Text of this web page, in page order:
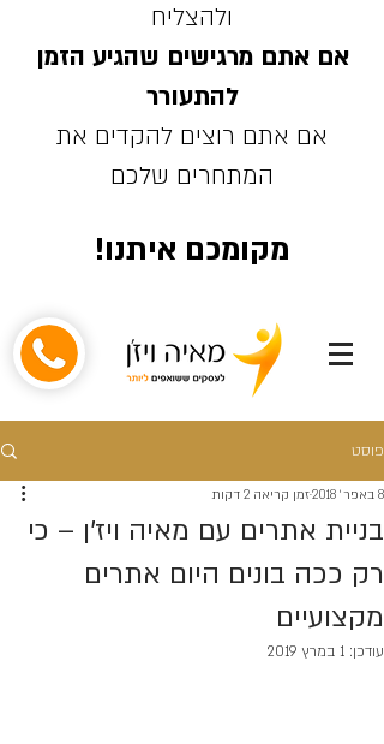
ולהצליח
אם אתם מרגישים שהגיע הזמן
להתעורר
אם אתם רוצים להקדים את
המתחרים שלכם
מקומכם איתנו!
פוסט
בניית אתרים עם מאיה ויז'ן – כי
רק ככה בונים היום אתרים
מקצועיים
8 באפר׳ 2018 זמן קריאה 2 דקות
עודכן: 1 במרץ 2019